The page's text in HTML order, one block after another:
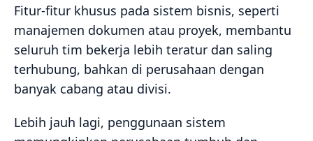
Fitur-fitur khusus pada sistem bisnis, seperti
manajemen dokumen atau proyek, membantu
seluruh tim bekerja lebih teratur dan saling
terhubung, bahkan di perusahaan dengan
banyak cabang atau divisi.
Lebih jauh lagi, penggunaan sistem